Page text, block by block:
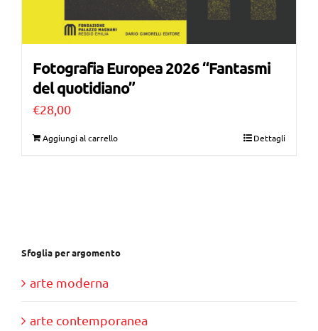
Fotografia Europea 2026 “Fantasmi
del quotidiano”
€28,00
Aggiungi al carrello Dettagli
Sfoglia per argomento
arte moderna
arte contemporanea